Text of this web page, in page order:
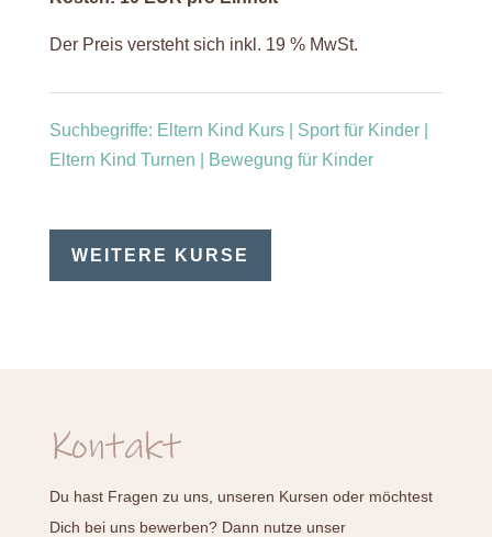
Der Preis versteht sich inkl. 19 % MwSt.
Suchbegriffe: Eltern Kind Kurs | Sport für Kinder |
Eltern Kind Turnen | Bewegung für Kinder
WEITERE KURSE
Kontakt
Du hast Fragen zu uns, unseren Kursen oder möchtest
Dich bei uns bewerben? Dann nutze unser